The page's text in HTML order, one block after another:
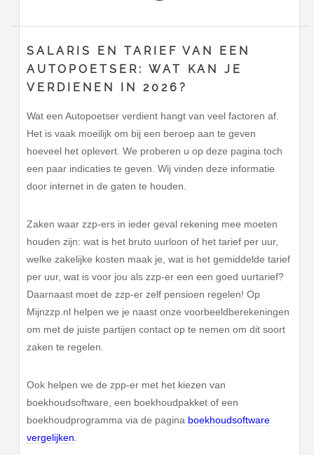
SALARIS EN TARIEF VAN EEN
AUTOPOETSER: WAT KAN JE
VERDIENEN IN 2026?
Wat een Autopoetser verdient hangt van veel factoren af.
Het is vaak moeilijk om bij een beroep aan te geven
hoeveel het oplevert. We proberen u op deze pagina toch
een paar indicaties te geven. Wij vinden deze informatie
door internet in de gaten te houden.
Zaken waar zzp-ers in ieder geval rekening mee moeten
houden zijn: wat is het bruto uurloon of het tarief per uur,
welke zakelijke kosten maak je, wat is het gemiddelde tarief
per uur, wat is voor jou als zzp-er een een goed uurtarief?
Daarnaast moet de zzp-er zelf pensioen regelen! Op
Mijnzzp.nl helpen we je naast onze voorbeeldberekeningen
om met de juiste partijen contact op te nemen om dit soort
zaken te regelen.
Ook helpen we de zpp-er met het kiezen van
boekhoudsoftware, een boekhoudpakket of een
boekhoudprogramma via de pagina boekhoudsoftware
vergelijken